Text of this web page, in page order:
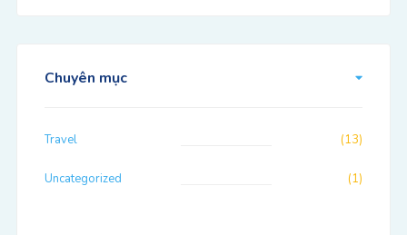
Chuyên mục
Travel (13)
Uncategorized (1)